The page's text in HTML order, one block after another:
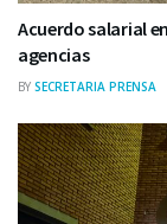
Acuerdo salarial
agencias
BY SECRETARIA PRENSA